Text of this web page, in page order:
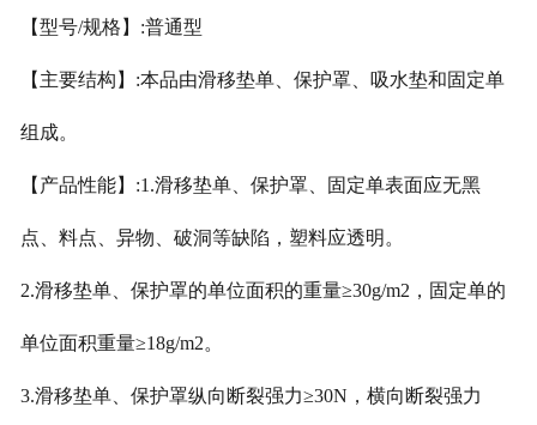
【型号/规格】:普通型
【主要结构】:本品由滑移垫单、保护罩、吸水垫和固定单
组成。
【产品性能】:1.滑移垫单、保护罩、固定单表面应无黑
点、料点、异物、破洞等缺陷，塑料应透明。
2.滑移垫单、保护罩的单位面积的重量≥30g/m2，固定单的
单位面积重量≥18g/m2。
3.滑移垫单、保护罩纵向断裂强力≥30N，横向断裂强力